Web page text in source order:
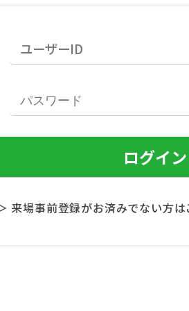
来場事前登録がお済みでない方